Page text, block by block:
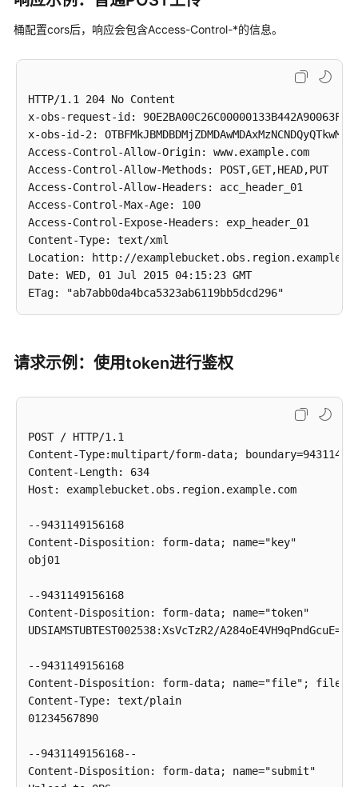
获
取
象
修
改
对
象
元
数
据
修
改
写
截
对
重
命
名
象
操
作
误
码
IAM
略
和
--7db143f50da2
--7db143f50da2
Content-Disposition: form-data; name="signature"
Vk6rwO0Nq09BLhvNSIYwSJTRQ+k=
Content-Disposition: form-data; name="x-obs-
--7db143f50da2
Content-Disposition: form-data; name="x-obs-grant-
id=52f24s3593as5730ea4f722483579xxx
http://www.example.com/
Content-Disposition: form-data; name="file";
01234567890
--7db143f50da2
Content-Disposition: form-data; name="submit"
Upload
桶配置cors后，响应会包含Access-Control-*的信息。
HTTP/1.1 204 No Content
x-obs-request-id: 90E2BA00C26C00000133B442A90063FD
x-obs-id-2:
Access-Control-Allow-Origin: www.example.com
Access-Control-Allow-Methods: POST,GET,HEAD,PUT
Access-Control-Allow-Headers: acc_header_01
Access-Control-Max-Age: 100
Access-Control-Expose-Headers: exp_header_01
Content-Type: text/xml
Location: http://
Date: WED, 01 Jul 2015 04:15:23 GMT
请求示例：使用token进行鉴权
POST / HTTP/1.1
Content-Type:multipart/form-data;
Content-Length: 634
Host: examplebucket.obs.region.example.com
--9431149156168
Content-Disposition: form-data; name="key"
obj01
--9431149156168
Content-Disposition: form-data; name="token"
UDSIAMSTUBTEST002538:XsVcTzR2/
--9431149156168
Content-Disposition: form-data; name="file";
Content-Type: text/plain
01234567890
--9431149156168--
Content-Disposition: form-data; name="submit"